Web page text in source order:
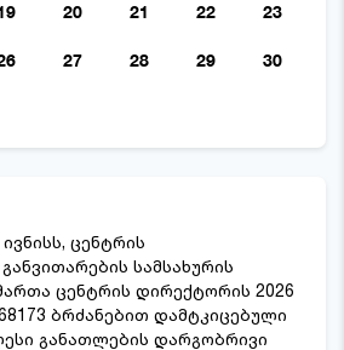
20 21 22 23
27 28 29 30
ცენტრის
სამსახურის
ცენტრის დირექტორის 2026
ბრძანებით დამტკიცებული
განათლების დარგობრივი